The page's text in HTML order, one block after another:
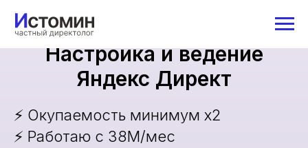
Настройка и ведение
Яндекс Директ
⚡️ Окупаемость минимум х2
⚡️ Работаю с 38М/мес